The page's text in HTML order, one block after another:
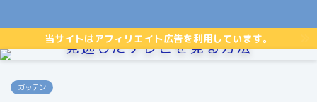
当サイトはアフィリエイト広告を利用しています。
見逃したテレビを見る方法
ガッテン